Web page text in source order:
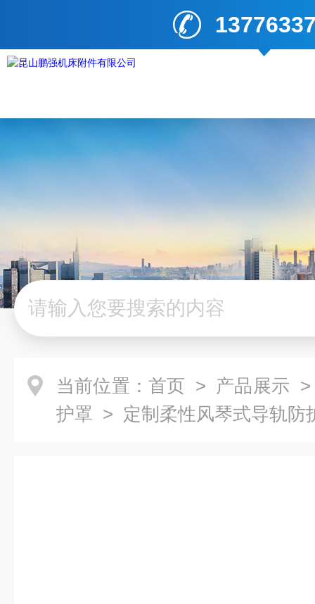
当前位置： 首页 > 产品展示
护罩 > 定制柔性风琴式导轨防